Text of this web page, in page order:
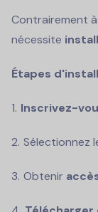
Contrairement
nécessite
Étapes
Inscrivez-
Sélectionnez
Obtenir